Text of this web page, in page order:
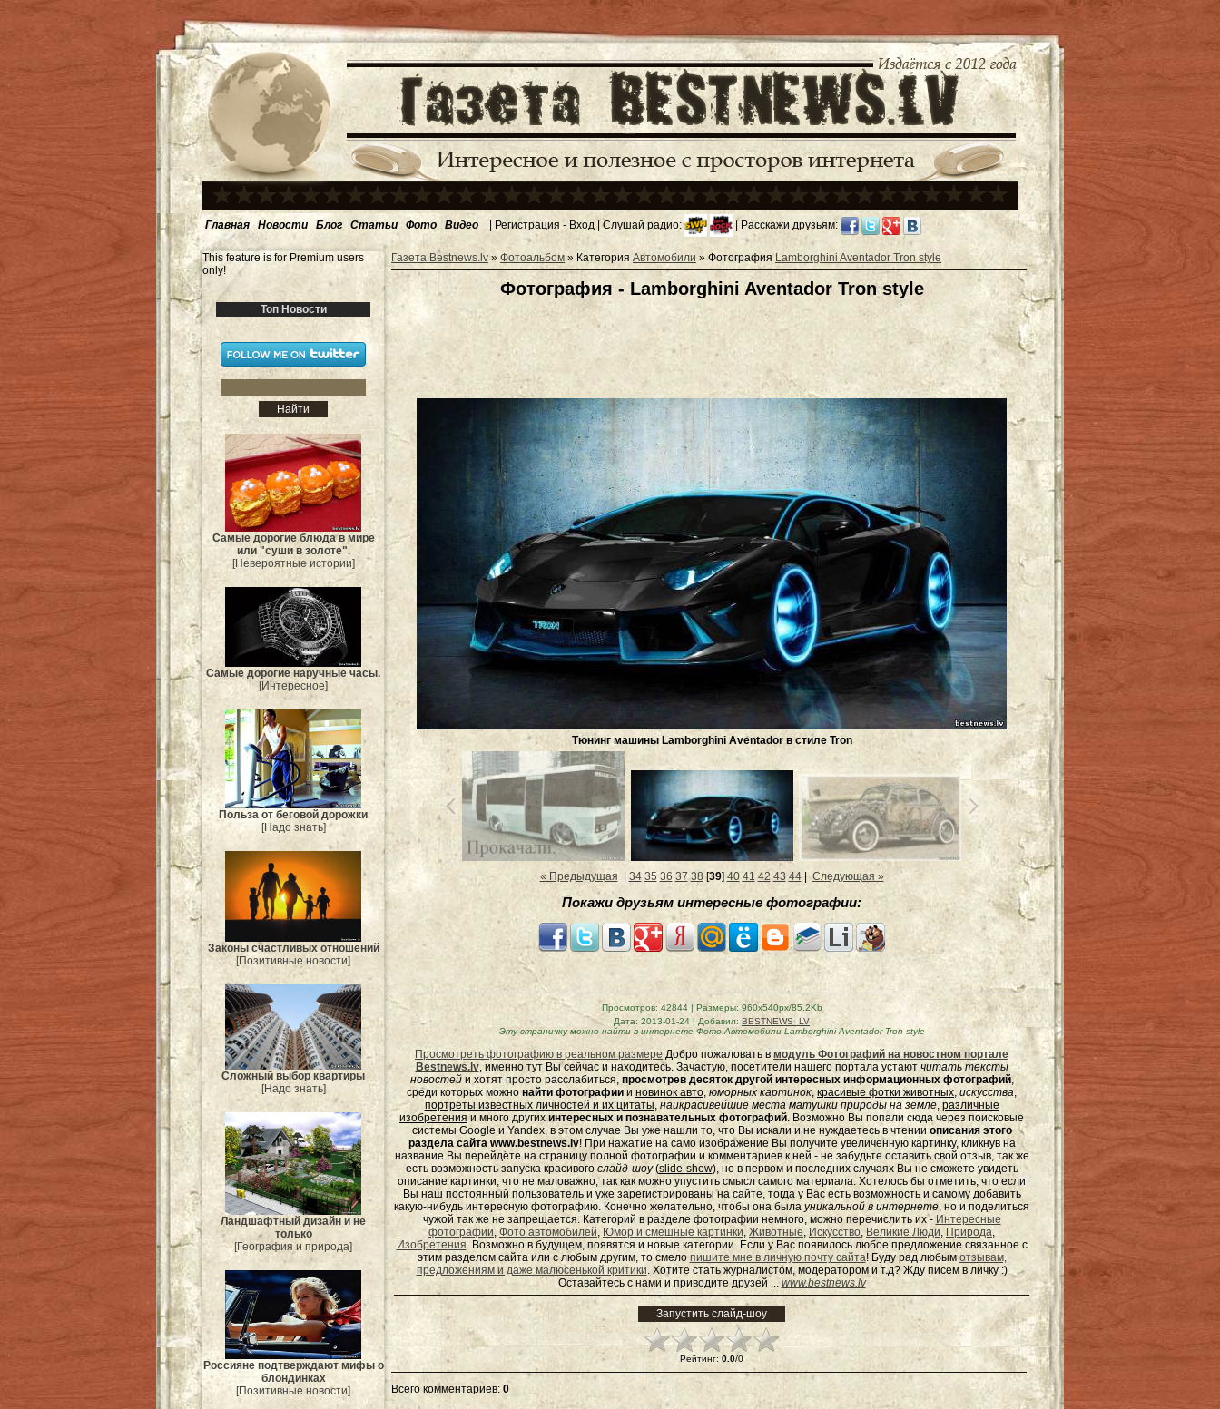
Главная Новости Блог Статьи Фото Видео | Регистрация - Вход | Слушай радио: | Расскажи друзьям:
This feature is for Premium users
only!
Топ Новости
Самые дорогие блюда в мире
или "суши в золоте".
[Невероятные истории]
Самые дорогие наручные часы.
[Интересное]
Польза от беговой дорожки
[Надо знать]
Законы счастливых отношений
[Позитивные новости]
Сложный выбор квартиры
[Надо знать]
Ландшафтный дизайн и не
только
[География и природа]
Россияне подтверждают мифы о
блондинках
[Позитивные новости]
Газета Bestnews.lv» Фотоальбом » Категория Автомобили » Фотография Lamborghini Aventador Tron style
Фотография - Lamborghini Aventador Tron style
Тюнинг машины Lamborghini Aventador в стиле Tron
« Предыдущая 34 35 36 37 38 [39] 40 41 42 43 44| Следующая »
Покажи друзьям интересные фотографии:
Просмотров: 42844 | Размеры: 960x540px/85.2Kb
Дата: 2013-01-24 | Добавил: BESTNEWS_LV
Эту страничку можно найти в интернете Фото Автомобили Lamborghini Aventador Tron style
Просмотреть фотографию в реальном размере Добро пожаловать в модуль Фотографий на новостном портале
Bestnews.lv, именно тут Вы сейчас и находитесь. Зачастую, посетители нашего портала устаютчитать тексты
новостейи хотят просто расслабиться, просмотрев десяток другой интересных информационных фотографий,
среди которых можно найти фотографии и новинок авто, юморныхкартинок, красивые фотки животных, искусства,
портреты известных личностей и их цитаты, наикрасивейшие места матушки природы на земле, различные
изобретения и много другихинтересных и познавательных фотографий. Возможно Вы попали сюда через поисковые
системы Google и Yandex, в этом случае Вы уже нашли то, что Вы искали и не нуждаетесь в чтении описания этого
раздела сайта www.bestnews.lv! При нажатие на само изображение Вы получите увеличенную картинку, кликнув на
название Вы перейдёте на страницу полной фотографии и комментариев к ней - не забудьте оставить свой отзыв, так же
есть возможность запуска красивого слайд-шоу(slide-show), но в первом и последних случаях Вы не сможете увидеть
описание картинки, что не маловажно, так как можно упустить смысл самого материала. Хотелось бы отметить, что если
Вы наш постоянный пользователь и уже зарегистрированы на сайте, тогда у Вас есть возможность и самому добавить
какую-нибудь интересную фотографию. Конечно желательно, чтобы она была уникальной в интернете, но и поделиться
чужой так же не запрещается. Категорий в разделе фотографии немного, можно перечислить их - Интересные
фотографии, Фото автомобилей, Юмор и смешные картинки, Животные, Искусство, Великие Люди, Природа,
Изобретения. Возможно в будущем, появятся и новые категории. Если у Вас появилось любое предложение связанное с
этим разделом сайта или с любым другим, то смело пишите мне в личную почту сайта! Буду рад любым отзывам,
предложениям и даже малюсенькой критики. Хотите стать журналистом, модератором и т.д? Жду писем в личку:)
Оставайтесь с нами и приводите друзей ... www.bestnews.lv
Рейтинг: 0.0/0
Всего комментариев: 0